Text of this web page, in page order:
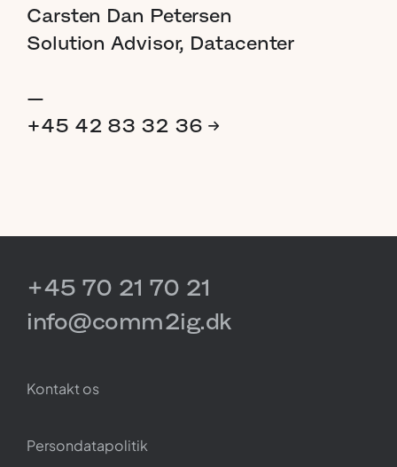
Carsten Dan Petersen
Solution Advisor, Datacenter
—
+45 42 83 32 36 →
+45 70 21 70 21
info@comm2ig.dk
Kontakt os
Persondatapolitik